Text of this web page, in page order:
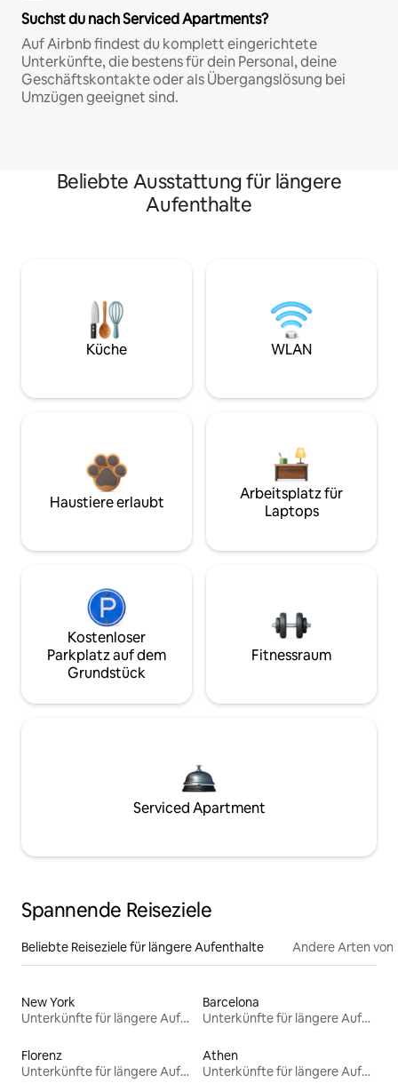
Suchst du nach Serviced Apartments?
Auf Airbnb findest du komplett eingerichtete
Unterkünfte, die bestens für dein Personal, deine
Geschäftskontakte oder als Übergangslösung bei
Umzügen geeignet sind.
Beliebte Ausstattung für längere
Aufenthalte
Küche WLAN
Haustiere erlaubt
Arbeitsplatz für
Laptops
Kostenloser
Parkplatz auf dem
Grundstück
Fitnessraum
Serviced Apartment
Spannende Reiseziele
Beliebte Reiseziele für längere Aufenthalte Andere Arten
New York
Unterkünfte für längere Aufenthalte
Barcelona
Unterkünfte für längere Aufenthalte
Florenz
Unterkünfte für längere Aufenthalte
Athen
Unterkünfte für längere Aufenthalte